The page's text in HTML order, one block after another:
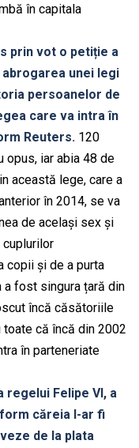
în capitala
prin vot o petiție a
unei legi
persoanelor de
care va intra în
Reuters. 120
opus, iar abia 48 de
această lege, care a
în 2014, se va
de același sex și
copii și de a purta
a fost singura țară din
încă căsătoriile
că încă din 2002
în parteneriate
regelui Felipe VI, a
căreia l-ar fi
de la plata